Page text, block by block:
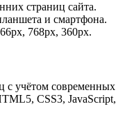
страниц сайта.
и смартфона.
768px, 360px.
с учётом современных
CSS3, JavaScript,